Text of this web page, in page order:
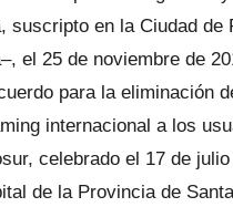
suscripto en la Ciudad de
el 25 de noviembre de
para la eliminación
internacional a los
celebrado el 17 de
de la Provincia de